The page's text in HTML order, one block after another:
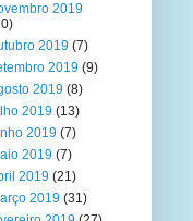
2019
2019 (7)
2019 (9)
2019 (8)
2019 (13)
2019 (7)
2019 (7)
2019 (21)
2019 (31)